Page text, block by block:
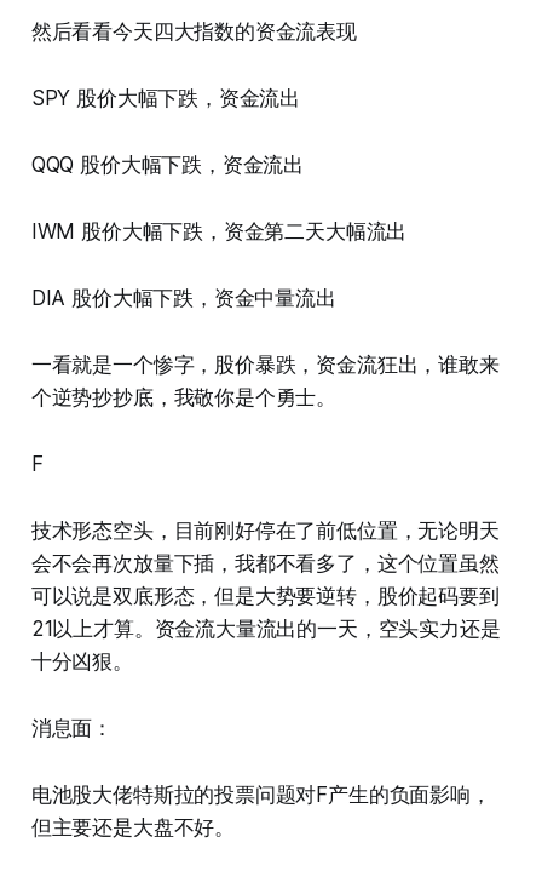
然后看看今天四大指数的资金流表现
SPY 股价大幅下跌，资金流出
QQQ 股价大幅下跌，资金流出
IWM 股价大幅下跌，资金第二天大幅流出
DIA 股价大幅下跌，资金中量流出
一看就是一个惨字，股价暴跌，资金流狂出，谁敢来
个逆势抄抄底，我敬你是个勇士。
F
技术形态空头，目前刚好停在了前低位置，无论明天
会不会再次放量下插，我都不看多了，这个位置虽然
可以说是双底形态，但是大势要逆转，股价起码要到
21以上才算。资金流大量流出的一天，空头实力还是
十分凶狠。
消息面：
电池股大佬特斯拉的投票问题对F产生的负面影响，
但主要还是大盘不好。